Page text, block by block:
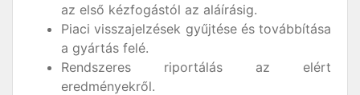
az első kézfogástól az aláírásig.
Piaci visszajelzések gyűjtése és továbbítása
a gyártás felé.
Rendszeres riportálás az elért
eredményekről.